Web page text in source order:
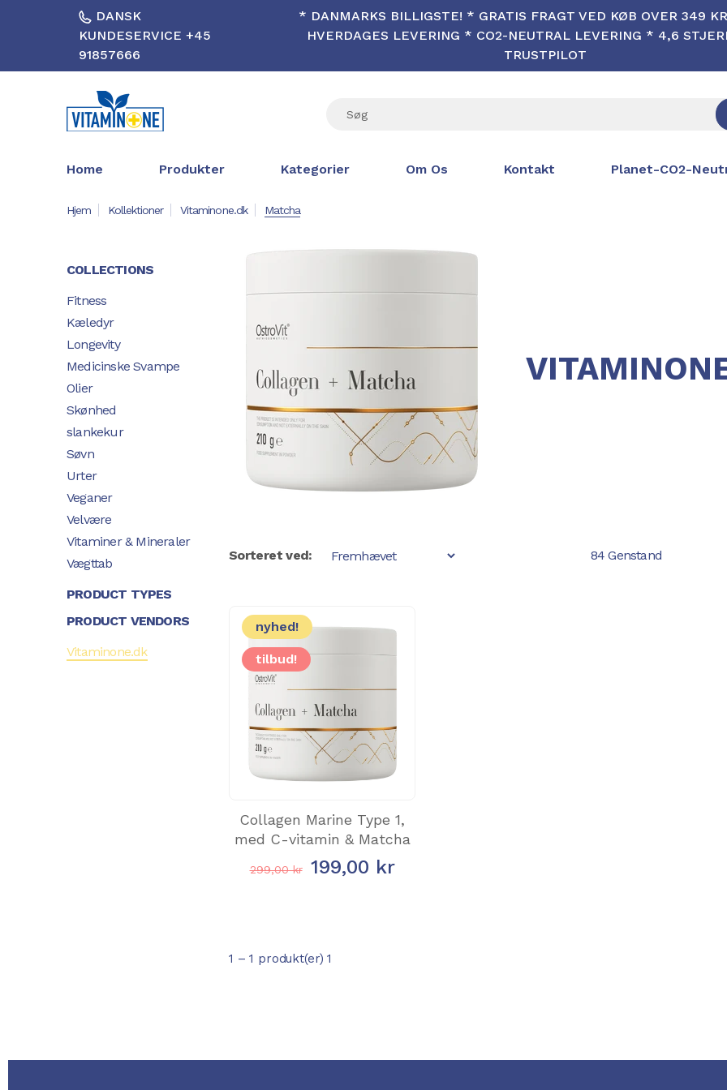
DANSK
KUNDESERVICE +45
91857666
* DANMARKS BILLIGSTE! * GRATIS FRAGT VED KØB OVER 349
HVERDAGES LEVERING * CO2-NEUTRAL LEVERING * 4,6
TRUSTPILOT
Home Produkter Kategorier Om Os Kontakt Planet-CO2-
Hjem Kollektioner Vitaminone.dk Matcha
Sorteret ved: 84 Genstand
nyhed!
tilbud!
Collagen Marine Type 1,
med C-vitamin & Matcha
299,00 kr 199,00 kr
1 – 1 produkt(er) 1
COLLECTIONS
Fitness
Kæledyr
Longevity
Medicinske Svampe
Olier
Skønhed
slankekur
Søvn
Urter
Veganer
Velvære
Vitaminer & Mineraler
Vægttab
PRODUCT TYPES
PRODUCT VENDORS
Vitaminone.dk